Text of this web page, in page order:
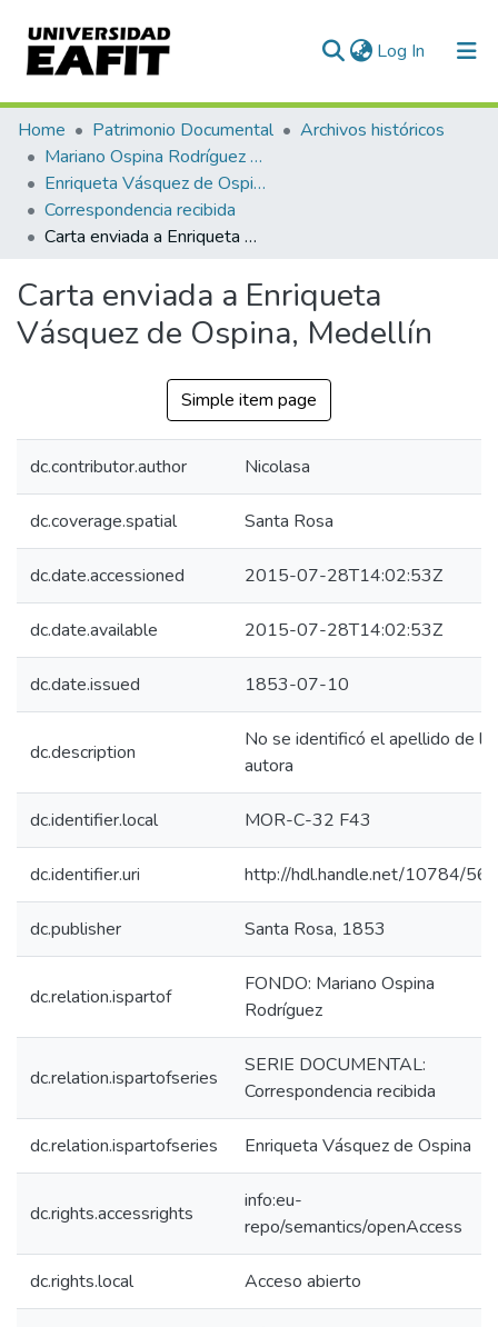
Log In (current)
Communities & Collections
All of DSpace
Statistics
Home Patrimonio Documental
Archivos históricos
Mariano Ospina Rodríguez (1826 -1912)
Enriqueta Vásquez de Ospina
Correspondencia recibida
Carta enviada a Enriqueta Vásquez de Ospina, Medellín
Carta enviada a Enriqueta
Vásquez de Ospina, Medellín
Simple item page
dc.contributor.author Nicolasa
dc.coverage.spatial Santa Rosa
dc.date.accessioned 2015-07-28T14:02:53Z
dc.date.available 2015-07-28T14:02:53Z
dc.date.issued 1853-07-10
dc.description
No se identificó el apellido de la
autora
dc.identifier.local MOR-C-32 F43
dc.identifier.uri http://hdl.handle.net/10784/
dc.publisher Santa Rosa, 1853
dc.relation.ispartof
FONDO: Mariano Ospina
Rodríguez
dc.relation.ispartofseries
SERIE DOCUMENTAL:
Correspondencia recibida
dc.relation.ispartofseries Enriqueta Vásquez de Ospina
dc.rights.accessrights
info:eu-
repo/semantics/openAccess
dc.rights.local Acceso abierto